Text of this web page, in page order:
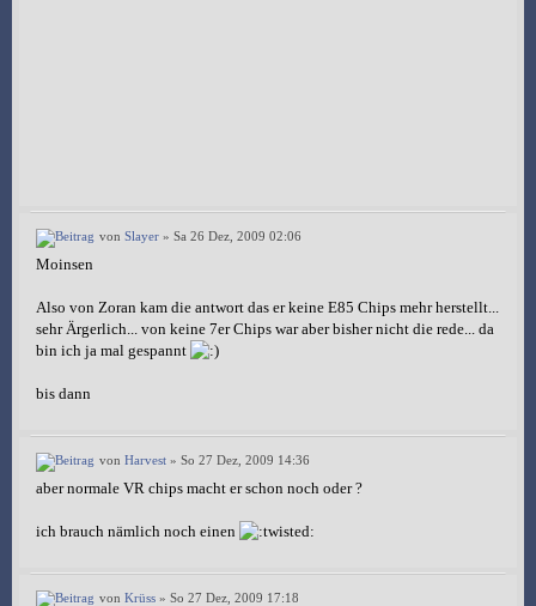
von Slayer » Sa 26 Dez, 2009 02:06
Moinsen
Also von Zoran kam die antwort das er keine E85 Chips mehr herstellt...
sehr Ärgerlich... von keine 7er Chips war aber bisher nicht die rede... da
bin ich ja mal gespannt
bis dann
von Harvest » So 27 Dez, 2009 14:36
aber normale VR chips macht er schon noch oder ?
ich brauch nämlich noch einen
von Krüss » So 27 Dez, 2009 17:18